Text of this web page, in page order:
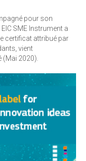
pour son
SME Instrument a
certificat attribué par
vient
2020).